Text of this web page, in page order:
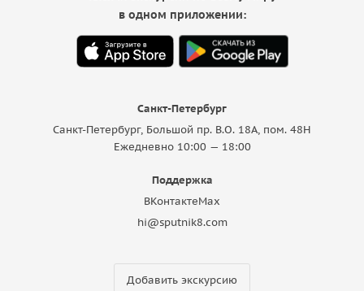
Санкт-Петербург
Санкт-Петербург, Большой пр. В.О. 18A, пом. 48Н
Ежедневно 10:00 — 18:00
Поддержка
ВКонтактеMax
hi@sputnik8.com
Добавить экскурсию
в одном приложении: